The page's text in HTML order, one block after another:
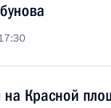
Красной